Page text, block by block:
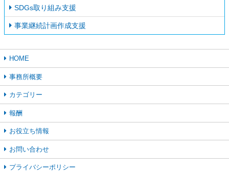
SDGs取り組み支援
事業継続計画作成支援
HOME
事務所概要
カテゴリー
報酬
お役立ち情報
お問い合わせ
プライバシーポリシー